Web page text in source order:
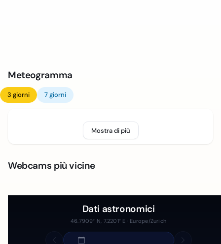
Meteogramma
3 giorni 7 giorni
Mostra di più
Webcams più vicine
Dati astronomici
46.7909° N, 7.2201° E · Europe/Zurich